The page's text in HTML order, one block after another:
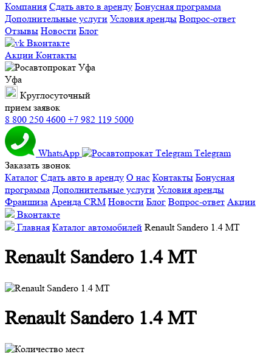
Компания Сдать авто в аренду Бонусная программа
Дополнительные услуги Условия аренды Вопрос-ответ
Отзывы Новости Блог
Вконтакте
Акции Контакты
Уфа
Круглосуточный
прием заявок
8 800 250 4600 +7 982 119 5000
WhatsApp
Тelegram
Заказать звонок
Каталог Сдать авто в аренду О нас Контакты Бонусная
программа Дополнительные услуги Условия аренды
Франшиза Аренда CRM Новости Блог Вопрос-ответ Акции
Вконтакте
Главная Каталог автомобилей Renault Sandero 1.4 MT
Renault Sandero 1.4 MT
Renault Sandero 1.4 MT